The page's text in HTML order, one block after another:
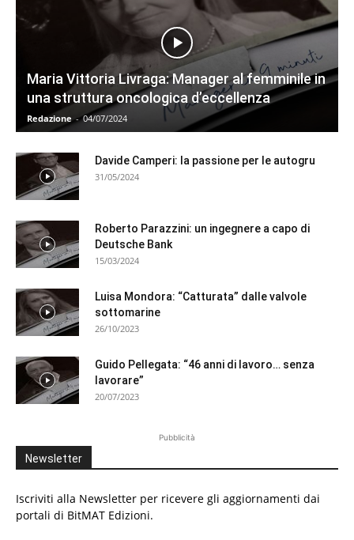
Maria Vittoria Livraga: Manager al femminile in
una struttura oncologica d’eccellenza
Redazione - 04/07/2024
Davide Camperi: la passione per le autogru
31/05/2024
Roberto Parazzini: un ingegnere a capo di
Deutsche Bank
15/03/2024
Luisa Mondora: “Catturata” dalle valvole
sottomarine
26/10/2023
Guido Pellegata: “46 anni di lavoro… senza
lavorare”
20/07/2023
Pubblicità
Newsletter
Iscriviti alla Newsletter per ricevere gli aggiornamenti dai
portali di BitMAT Edizioni.